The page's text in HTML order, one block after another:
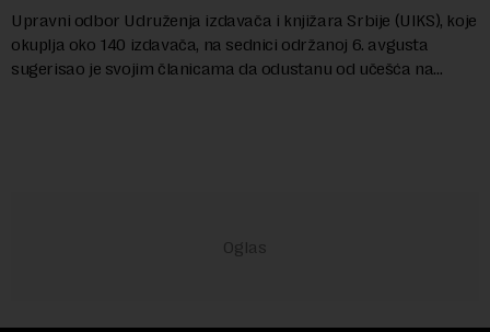
Upravni odbor Udruženja izdavača i knjižara Srbije (UIKS), koje
okuplja oko 140 izdavača, na sednici održanoj 6. avgusta
sugerisao je svojim članicama da odustanu od učešća na